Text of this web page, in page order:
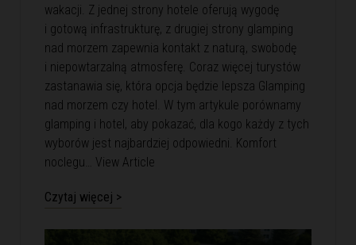
wakacji. Z jednej strony hotele oferują wygodę
i gotową infrastrukturę, z drugiej strony glamping
nad morzem zapewnia kontakt z naturą, swobodę
i niepowtarzalną atmosferę. Coraz więcej turystów
zastanawia się, która opcja będzie lepsza Glamping
nad morzem czy hotel. W tym artykule porównamy
glamping i hotel, aby pokazać, dla kogo każdy z tych
wyborów jest najbardziej odpowiedni. Komfort
noclegu… View Article
Czytaj więcej >